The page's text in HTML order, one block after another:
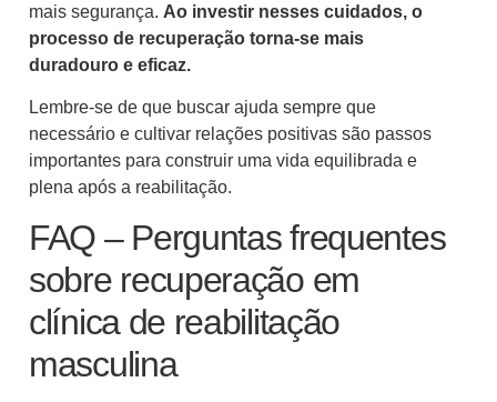
mais segurança. Ao investir nesses cuidados, o
processo de recuperação torna-se mais
duradouro e eficaz.
Lembre-se de que buscar ajuda sempre que
necessário e cultivar relações positivas são passos
importantes para construir uma vida equilibrada e
plena após a reabilitação.
FAQ – Perguntas frequentes
sobre recuperação em
clínica de reabilitação
masculina